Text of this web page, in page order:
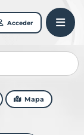
Acceder
Mapa